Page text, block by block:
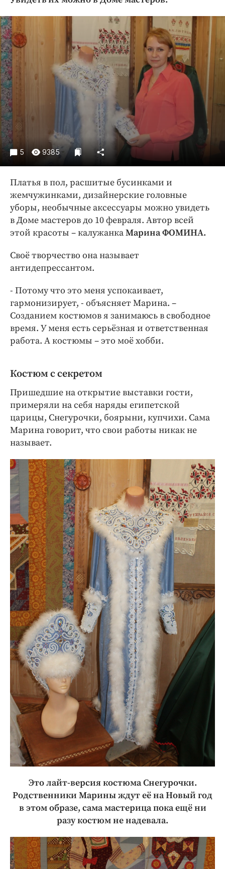
Культура
Недвижимость и ЖКХ
Образование
Общество
Погода
Происшествия
Экономика и бизнес
ПРОЕКТЫ
Блоги
Издания
Медиаперсона
Интересное чтиво
Бренд года
Работодатель года
5 9385
Платья в пол, расшитые бусинками и
жемчужинками, дизайнерские головные
уборы, необычные аксессуары можно увидеть
в Доме мастеров до 10 февраля. Автор всей
этой красоты – калужанкаМарина ФОМИНА.
Своё творчество она называет
антидепрессантом.
- Потому что это меня успокаивает,
гармонизирует, - объясняет Марина. –
Созданием костюмов я занимаюсь в свободное
время. У меня есть серьёзная и ответственная
работа. А костюмы – это моё хобби.
Костюм с секретом
Пришедшие на открытие выставки гости,
примеряли на себя наряды египетской
царицы, Снегурочки, боярыни, купчихи. Сама
Марина говорит, что свои работы никак не
называет.
Это лайт-версия костюма Снегурочки.
Родственники Марины ждут её на Новый год
в этом образе, сама мастерица пока ещё ни
разу костюм не надевала.